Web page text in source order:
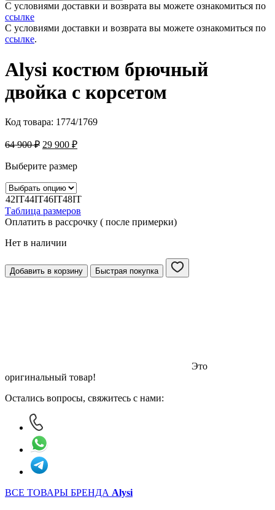
С условиями доставки и возврата вы можете ознакомиться по
ссылке
С условиями доставки и возврата вы можете ознакомиться по
ссылке.
Alysi костюм брючный
двойка с корсетом
Код товара: 1774/1769
64 900₽ 29 900 ₽
Выберите размер
42IT44IT46IT48IT
Таблица размеров
Оплатить в рассрочку ( после примерки)
Нет в наличии
Добавить в корзину Быстрая покупка
Это
оригинальный товар!
Остались вопросы, свяжитесь с нами:
ВСЕ ТОВАРЫ БРЕНДА Alysi